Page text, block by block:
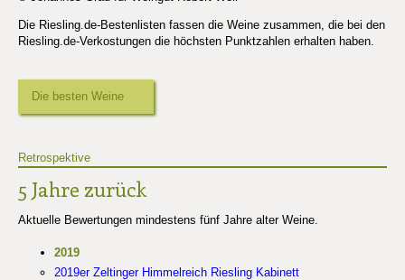
Die Riesling.de-Bestenlisten fassen die Weine zusammen, die bei den
Riesling.de-Verkostungen die höchsten Punktzahlen erhalten haben.
Die besten Weine
Retrospektive
5 Jahre zurück
Aktuelle Bewertungen mindestens fünf Jahre alter Weine.
2019
2019er Zeltinger Himmelreich Riesling Kabinett